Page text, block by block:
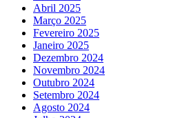
Abril 2025
Março 2025
Fevereiro 2025
Janeiro 2025
Dezembro 2024
Novembro 2024
Outubro 2024
Setembro 2024
Agosto 2024